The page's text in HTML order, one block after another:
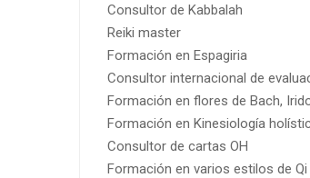
Consultor de Kabbalah
Reiki master
Formación en Espagiria
Consultor internacional de
Formación en flores de Bach,
Formación en Kinesiología
Consultor de cartas OH
Formación en varios estilos de